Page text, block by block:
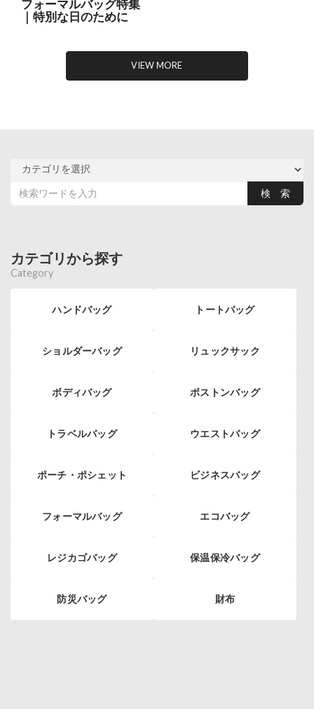
フォーマルバッグ特集
｜特別な日のために
VIEW MORE
カテゴリから探す
Category
ハンドバッグ トートバッグ
ショルダーバッグ リュックサック
ボディバッグ ボストンバッグ
トラベルバッグ ウエストバッグ
ポーチ・ポシェット ビジネスバッグ
フォーマルバッグ エコバッグ
レジカゴバッグ 保温保冷バッグ
防災バッグ 財布